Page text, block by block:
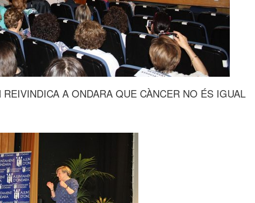
A ONDARA QUE CÀNCER NO ÉS IGUAL